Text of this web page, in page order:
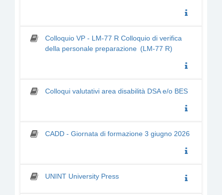
Colloquio VP - LM-77 R Colloquio di verifica
della personale preparazione (LM-77 R)
Colloqui valutativi area disabilità DSA e/o BES
CADD - Giornata di formazione 3 giugno 2026
UNINT University Press